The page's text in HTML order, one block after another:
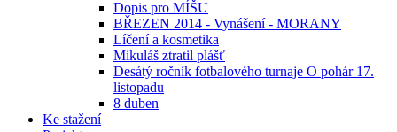
Dopis pro MÍŠU
BŘEZEN 2014 - Vynášení - MORANY
Líčení a kosmetika
Mikuláš ztratil plášť
Desátý ročník fotbalového turnaje O pohár 17.
listopadu
8 duben
Ke stažení